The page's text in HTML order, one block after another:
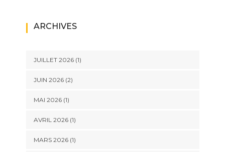
ARCHIVES
JUILLET 2026(1)
JUIN 2026(2)
MAI 2026(1)
AVRIL 2026(1)
MARS 2026(1)